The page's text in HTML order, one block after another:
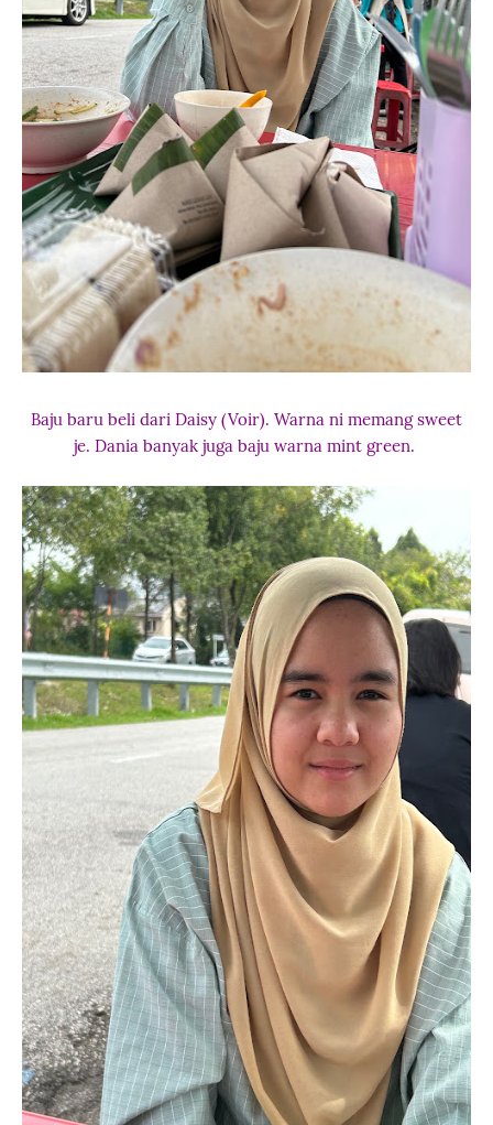
Baju baru beli dari Daisy (Voir). Warna ni memang sweet
je. Dania banyak juga baju warna mint green.